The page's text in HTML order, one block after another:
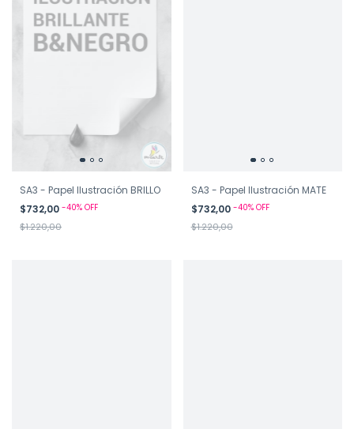
SA3 - Papel Ilustración BRILLO
$732,00 -40% OFF
$1.220,00
SA3 - Papel Ilustración MATE
$732,00 -40% OFF
$1.220,00